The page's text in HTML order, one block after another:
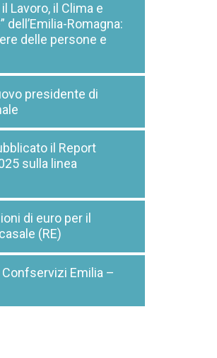
Lavoro, il Clima e
dell’Emilia-Romagna:
delle persone e
presidente di
il Report
sulla linea
di euro per il
(RE)
Emilia –